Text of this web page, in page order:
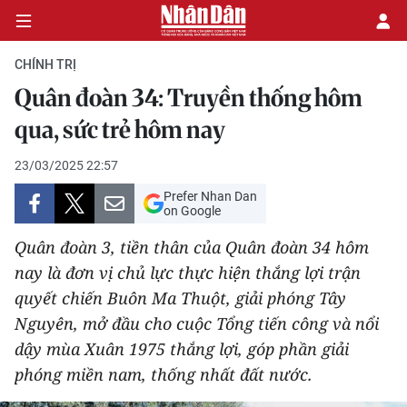
CHÍNH TRỊ
KINH TẾ
VĂN HÓA
XÃ HỘI
PHÁP LUẬT
DU LỊCH
THẾ GIỚI
CHÍNH TRỊ
Quân đoàn 34: Truyền thống hôm
qua, sức trẻ hôm nay
23/03/2025 22:57
Prefer Nhan Dan
on Google
Quân đoàn 3, tiền thân của Quân đoàn 34 hôm
nay là đơn vị chủ lực thực hiện thắng lợi trận
quyết chiến Buôn Ma Thuột, giải phóng Tây
Nguyên, mở đầu cho cuộc Tổng tiến công và nổi
dậy mùa Xuân 1975 thắng lợi, góp phần giải
phóng miền nam, thống nhất đất nước.